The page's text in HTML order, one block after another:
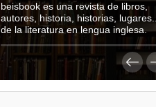
beisbook es una revista de libros,
autores, historia, historias, lugares...
de la literatura en lengua inglesa.